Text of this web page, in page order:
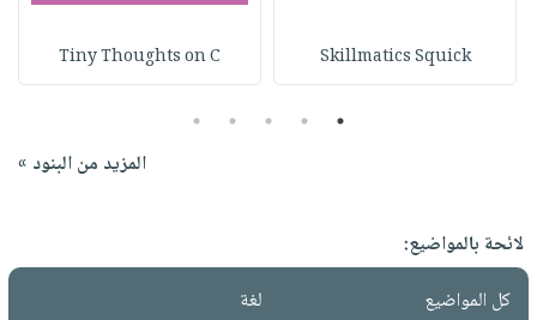
Skillmatics Squick
Tiny Thoughts on C
1
2
3
4
5
المزيد من البنود »
لائحة بالمواضيع:
كل المواضيع
لغة